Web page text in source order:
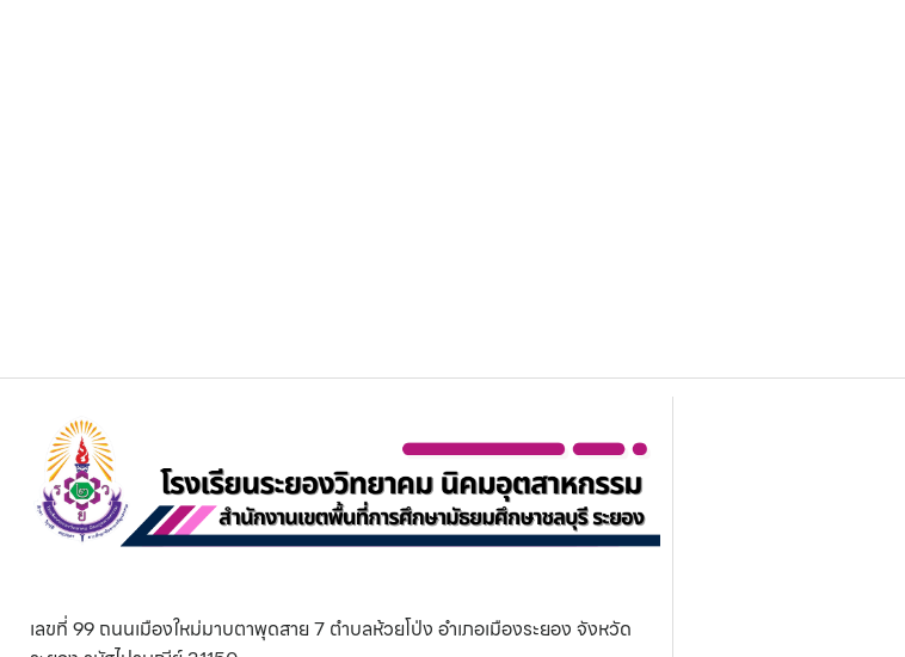
เลขที่ 99 ถนนเมืองใหม่มาบตาพุดสาย 7 ตำบลห้วยโป่ง อำเภอเมืองระยอง จังหวัด